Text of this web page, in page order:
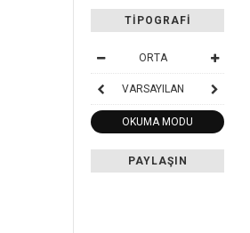
TIPOGRAFI
ORTA
VARSAYILAN
OKUMA MODU
PAYLAŞIN